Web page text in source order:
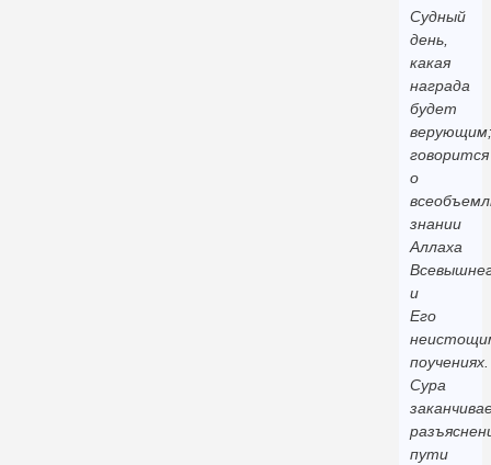
Судный
день,
какая
награда
будет
верующим;
говорится
о
знании
Аллаха
и
Его
поучениях.
Сура
пути